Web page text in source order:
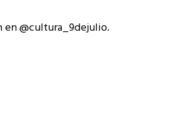
en @cultura_9dejulio.